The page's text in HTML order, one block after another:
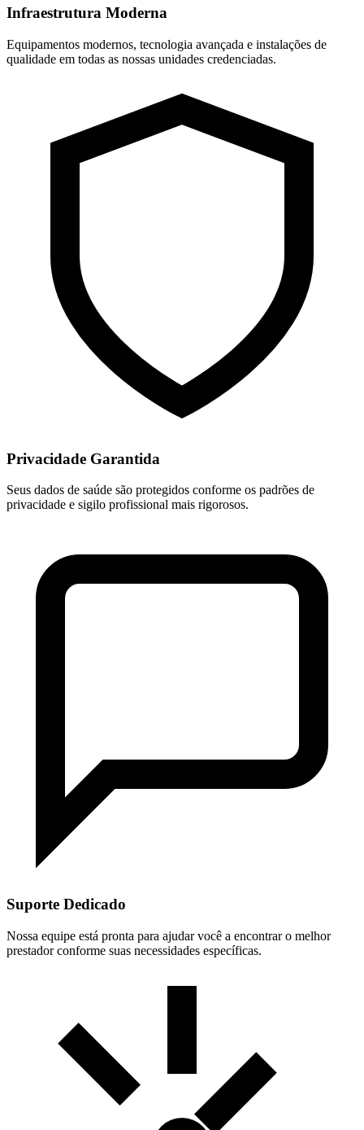
Infraestrutura Moderna
Equipamentos modernos, tecnologia avançada e instalações de
qualidade em todas as nossas unidades credenciadas.
Privacidade Garantida
Seus dados de saúde são protegidos conforme os padrões de
privacidade e sigilo profissional mais rigorosos.
Suporte Dedicado
Nossa equipe está pronta para ajudar você a encontrar o melhor
prestador conforme suas necessidades específicas.